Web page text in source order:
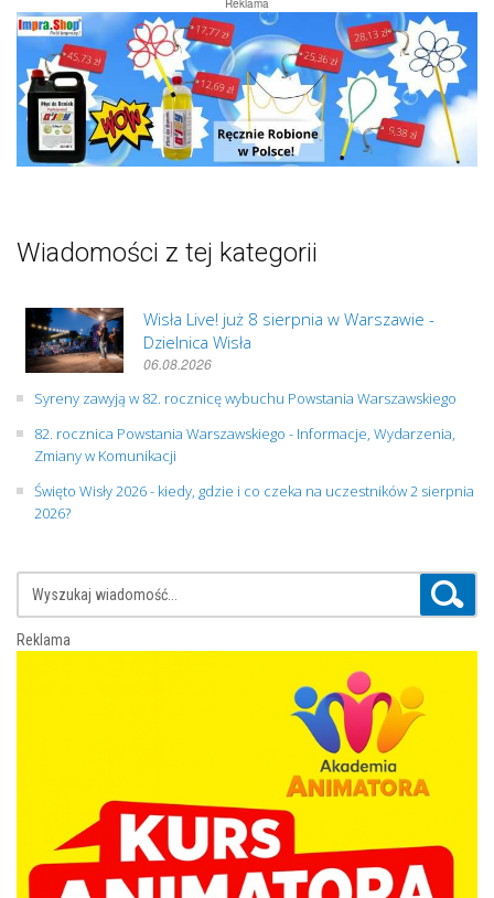
Reklama
Wiadomości z tej kategorii
Wisła Live! już 8 sierpnia w Warszawie -
Dzielnica Wisła
06.08.2026
Syreny zawyją w 82. rocznicę wybuchu Powstania Warszawskiego
82. rocznica Powstania Warszawskiego - Informacje, Wydarzenia,
Zmiany w Komunikacji
Święto Wisły 2026 - kiedy, gdzie i co czeka na uczestników 2 sierpnia
2026?
Reklama